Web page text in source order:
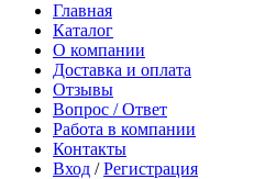
Главная
Каталог
О компании
Доставка и оплата
Отзывы
Вопрос / Ответ
Работа в компании
Контакты
Вход /Регистрация